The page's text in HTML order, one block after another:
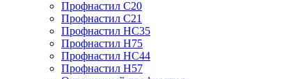
Профнастил С20
Профнастил С21
Профнастил НС35
Профнастил Н75
Профнастил HC44
Профнастил Н57